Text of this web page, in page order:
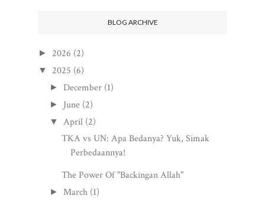
BLOG ARCHIVE
► 2026 (2)
▼ 2025 (6)
►December (1)
► June (2)
▼ April (2)
TKA vs UN: Apa Bedanya? Yuk, Simak
Perbedaannya!
The Power Of "Backingan Allah"
►March (1)